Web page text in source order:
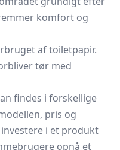
komfort og
af toiletpapir.
tør med
findes i forskellige
pris og
i et produkt
opnå et